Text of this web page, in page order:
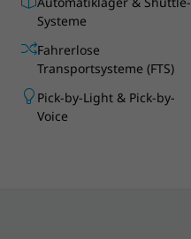
Systeme
Fahrerlose
Transportsysteme (FTS)
Pick-by-Light & Pick-by-
Voice